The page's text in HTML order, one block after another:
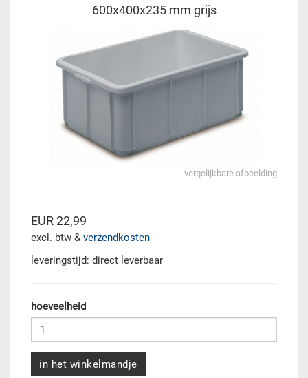
600x400x235 mm grijs
vergelijkbare afbeelding
EUR 22,99
excl. btw & verzendkosten
leveringstijd: direct leverbaar
hoeveelheid
in het winkelmandje